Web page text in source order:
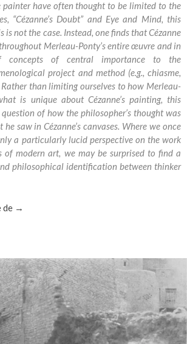
have often thought to be limited to the
“Cézanne’s Doubt” and Eye and Mind, this
not the case. Instead, one finds that Cézanne
Merleau-Ponty’s entire œuvre and in
concepts of central importance to the
project and method (e.g., chiasme,
than limiting ourselves to how Merleau-
is unique about Cézanne’s painting, this
of how the philosopher’s thought was
saw in Cézanne’s canvases. Where we once
a particularly lucid perspective on the work
of modern art, we may be surprised to find a
philosophical identification between thinker
de Merleau-Ponty and Cézanne : Describing
→